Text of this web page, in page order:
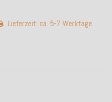
Lieferzeit: ca. 5-7 Werktage